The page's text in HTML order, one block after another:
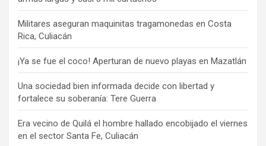
Militares aseguran maquinitas tragamonedas en Costa
Rica, Culiacán
¡Ya se fue el coco! Aperturan de nuevo playas en Mazatlán
Una sociedad bien informada decide con libertad y
fortalece su soberanía: Tere Guerra
Era vecino de Quilá el hombre hallado encobijado el viernes
en el sector Santa Fe, Culiacán